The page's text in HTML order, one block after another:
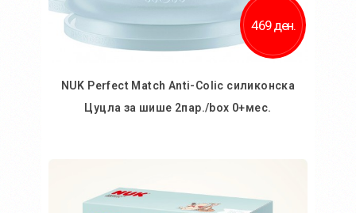
469 ден.
NUK Perfect Match Anti-Colic силиконска
Цуцла за шише 2пар./box 0+мес.
Додај во желби